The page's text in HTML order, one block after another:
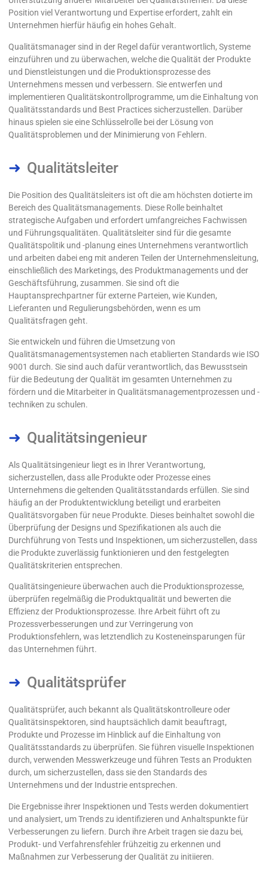
Position viel Verantwortung und Expertise erfordert, zahlt ein
Unternehmen hierfür häufig ein hohes Gehalt.
Qualitätsmanager sind in der Regel dafür verantwortlich, Systeme
einzuführen und zu überwachen, welche die Qualität der Produkte
und Dienstleistungen und die Produktionsprozesse des
Unternehmens messen und verbessern. Sie entwerfen und
implementieren Qualitätskontrollprogramme, um die Einhaltung von
Qualitätsstandards und Best Practices sicherzustellen. Darüber
hinaus spielen sie eine Schlüsselrolle bei der Lösung von
Qualitätsproblemen und der Minimierung von Fehlern.
Qualitätsleiter
Die Position des Qualitätsleiters ist oft die am höchsten dotierte im
Bereich des Qualitätsmanagements. Diese Rolle beinhaltet
strategische Aufgaben und erfordert umfangreiches Fachwissen
und Führungsqualitäten. Qualitätsleiter sind für die gesamte
Qualitätspolitik und -planung eines Unternehmens verantwortlich
und arbeiten dabei eng mit anderen Teilen der Unternehmensleitung,
einschließlich des Marketings, des Produktmanagements und der
Geschäftsführung, zusammen. Sie sind oft die
Hauptansprechpartner für externe Parteien, wie Kunden,
Lieferanten und Regulierungsbehörden, wenn es um
Qualitätsfragen geht.
Sie entwickeln und führen die Umsetzung von
Qualitätsmanagementsystemen nach etablierten Standards wie ISO
9001 durch. Sie sind auch dafür verantwortlich, das Bewusstsein
für die Bedeutung der Qualität im gesamten Unternehmen zu
fördern und die Mitarbeiter in Qualitätsmanagementprozessen und -
techniken zu schulen.
Qualitätsingenieur
Als Qualitätsingenieur liegt es in Ihrer Verantwortung,
sicherzustellen, dass alle Produkte oder Prozesse eines
Unternehmens die geltenden Qualitätsstandards erfüllen. Sie sind
häufig an der Produktentwicklung beteiligt und erarbeiten
Qualitätsvorgaben für neue Produkte. Dieses beinhaltet sowohl die
Überprüfung der Designs und Spezifikationen als auch die
Durchführung von Tests und Inspektionen, um sicherzustellen, dass
die Produkte zuverlässig funktionieren und den festgelegten
Qualitätskriterien entsprechen.
Qualitätsingenieure überwachen auch die Produktionsprozesse,
überprüfen regelmäßig die Produktqualität und bewerten die
Effizienz der Produktionsprozesse. Ihre Arbeit führt oft zu
Prozessverbesserungen und zur Verringerung von
Produktionsfehlern, was letztendlich zu Kosteneinsparungen für
das Unternehmen führt.
Qualitätsprüfer
Qualitätsprüfer, auch bekannt als Qualitätskontrolleure oder
Qualitätsinspektoren, sind hauptsächlich damit beauftragt,
Produkte und Prozesse im Hinblick auf die Einhaltung von
Qualitätsstandards zu überprüfen. Sie führen visuelle Inspektionen
durch, verwenden Messwerkzeuge und führen Tests an Produkten
durch, um sicherzustellen, dass sie den Standards des
Unternehmens und der Industrie entsprechen.
Die Ergebnisse ihrer Inspektionen und Tests werden dokumentiert
und analysiert, um Trends zu identifizieren und Anhaltspunkte für
Verbesserungen zu liefern. Durch ihre Arbeit tragen sie dazu bei,
Produkt- und Verfahrensfehler frühzeitig zu erkennen und
Maßnahmen zur Verbesserung der Qualität zu initiieren.